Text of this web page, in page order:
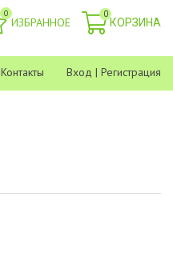
0
ИЗБРАННОЕ
0
КОРЗИНА
Контакты Вход | Регистрация